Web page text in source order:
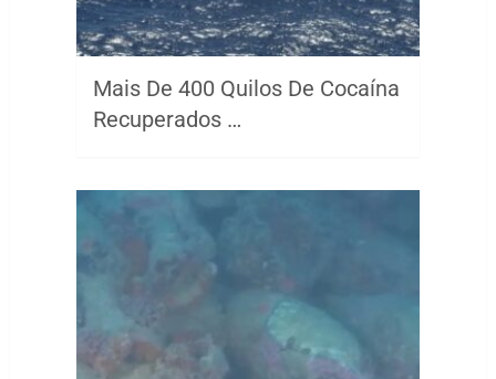
Mais De 400 Quilos De Cocaína
Recuperados …